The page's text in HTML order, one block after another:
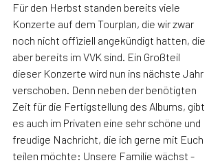
Für den Herbst standen bereits viele
Konzerte auf dem Tourplan, die wir zwar
noch nicht offiziell angekündigt hatten, die
aber bereits im VVK sind. Ein Großteil
dieser Konzerte wird nun ins nächste Jahr
verschoben. Denn neben der benötigten
Zeit für die Fertigstellung des Albums, gibt
es auch im Privaten eine sehr schöne und
freudige Nachricht, die ich gerne mit Euch
teilen möchte: Unsere Familie wächst -